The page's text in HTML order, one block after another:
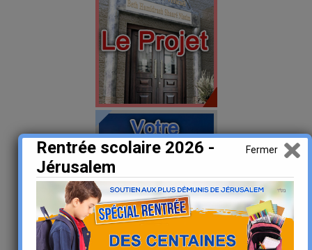
Rentrée scolaire 2026 -
Jérusalem
Fermer